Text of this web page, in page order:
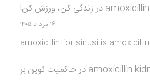
درزندگی کن، ورزش کن!
۱۶ مرداد ۱۴۰۵
amoxicillin for sinusitis
amoxicillin درحاکمیت نوین بر